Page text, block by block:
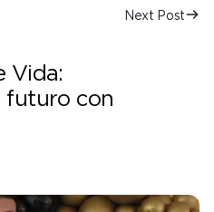
Next Post
Vida:
futuro con